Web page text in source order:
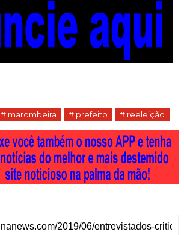
# marombeira # prefeito # reeleição